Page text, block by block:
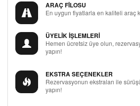
ARAÇ FİLOSU
En uygun fiyatlarla en kaliteli araç
ÜYELİK İŞLEMLERİ
Hemen ücretsiz üye olun,
yapın!
EKSTRA SEÇENEKLER
Rezervasyonun ekstraları ile
yapın!